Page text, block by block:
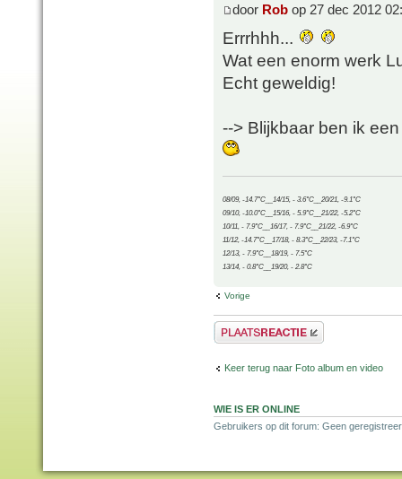
door Rob op 27 dec 2012
Errrhhh...
Wat een enorm werk
Echt geweldig!
--> Blijkbaar ben ik
08/09, -14.7°C__14/15, - 3.6°C__20/21, -9.1°C
09/10, -10.0°C__15/16, - 5.9°C__21/22, -5.2°C
10/11, - 7.9°C__16/17, - 7.9°C__21/22, -6.9°C
11/12, -14.7°C__17/18, - 8.3°C__22/23, -7.1°C
12/13, - 7.9°C__18/19, - 7.5°C
13/14, - 0.8°C__19/20, - 2.8°C
Vorige
Plaats een reactie
Keer terug naar Foto album en video
WIE IS ER ONLINE
Gebruikers op dit forum: Geen